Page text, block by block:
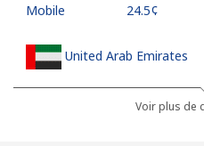
Mobile ⁦24.5¢⁩
United Arab Emirates
⁦20.9¢⁩
Voir plus de